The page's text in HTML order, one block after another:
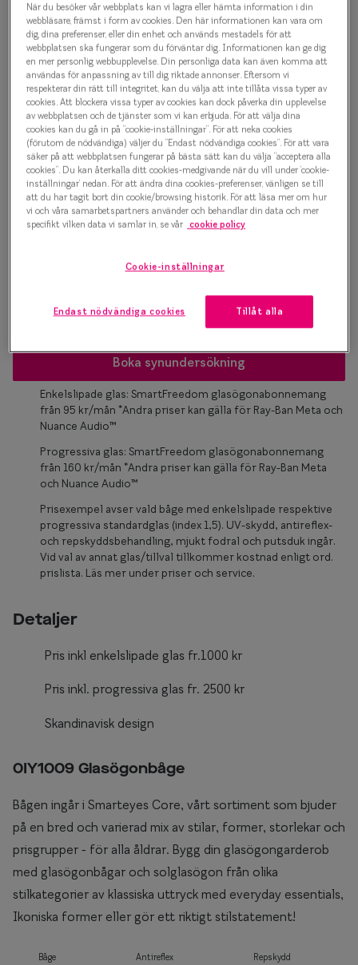
Olika
Taberg
500 kr
Välj färg:
Guld
Bågstorlek
Osäker på vilken storlek du har? Se vår Storleksguide
Boka synundersökning
Enkelslipade glas: SmartFreedom glasögonabonnemang
från 95 kr/mån *Andra priser kan gälla för Ray-Ban Meta och
Nuance Audio™
Progressiva glas: SmartFreedom glasögonabonnemang
från 160 kr/mån *Andra priser kan gälla för Ray-Ban Meta
och Nuance Audio™
Prisexempel avser vald båge med enkelslipade respektive
progressiva standardglas (index 1,5). UV-skydd, antireflex-
och repskyddsbehandling, mjukt fodral och putsduk ingår.
Vid val av annat glas/tillval tillkommer kostnad enligt ord.
prislista. Läs mer under priser och service.
Detaljer
Pris inkl enkelslipade glas fr.1000 kr
Pris inkl. progressiva glas fr. 2500 kr
Skandinavisk design
0IY1009 Glasögonbåge
Bågen ingår i Smarteyes Core, vårt sortiment som bjuder
på en bred och varierad mix av stilar, former, storlekar och
prisgrupper - för alla åldrar. Bygg din glasögongarderob
med glasögonbågar och solglasögon från olika
stilkategorier av klassiska uttryck med everyday essentials,
Ikoniska former eller gör ett riktigt stilstatement!
Båge Antireflex Repskydd
När du besöker vår webbplats kan vi lagra eller hämta information i din
webbläsare, främst i form av cookies. Den här informationen kan vara om
dig, dina preferenser, eller din enhet och används mestadels för att
webbplatsen ska fungerar som du förväntar dig. Informationen kan ge dig
en mer personlig webbupplevelse. Din personliga data kan även komma att
användas för anpassning av till dig riktade annonser. Eftersom vi
respekterar din rätt till integritet, kan du välja att inte tillåta vissa typer av
cookies. Att blockera vissa typer av cookies kan dock påverka din upplevelse
av webbplatsen och de tjänster som vi kan erbjuda. För att välja dina
cookies kan du gå in på ”cookie-inställningar”. För att neka cookies
(förutom de nödvändiga) väljer du ”Endast nödvändiga cookies”. För att vara
säker på att webbplatsen fungerar på bästa sätt kan du välja ”acceptera alla
cookies”. Du kan återkalla ditt cookies-medgivande när du vill under ’cookie-
inställningar’ nedan. För att ändra dina cookies-preferenser, vänligen se till
att du har tagit bort din cookie/browsing historik. För att läsa mer om hur
vi och våra samarbetspartners använder och behandlar din data och mer
specifikt vilken data vi samlar in, se vår cookie policy
Cookie-inställningar
Endast nödvändiga cookies Tillåt alla